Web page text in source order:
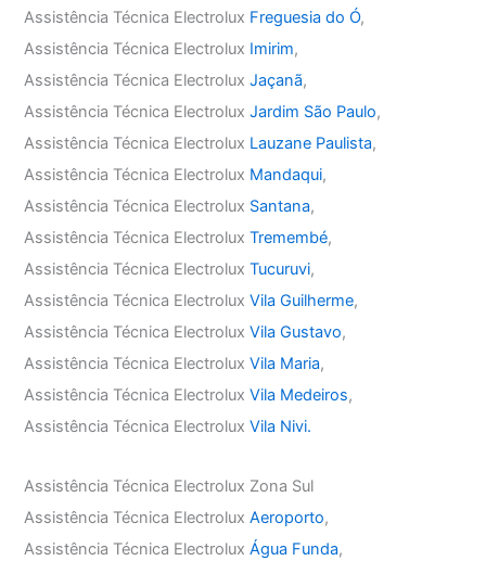
Assistência Técnica Electrolux Freguesia do Ó,
Assistência Técnica Electrolux Imirim,
Assistência Técnica ElectroluxJaçanã,
Assistência Técnica ElectroluxJardim São Paulo,
Assistência Técnica Electrolux Lauzane Paulista,
Assistência Técnica Electrolux Mandaqui,
Assistência Técnica Electrolux Santana,
Assistência Técnica ElectroluxTremembé,
Assistência Técnica ElectroluxTucuruvi,
Assistência Técnica ElectroluxVila Guilherme,
Assistência Técnica ElectroluxVila Gustavo,
Assistência Técnica ElectroluxVila Maria,
Assistência Técnica ElectroluxVila Medeiros,
Assistência Técnica ElectroluxVila Nivi.
Assistência Técnica Electrolux Zona Sul
Assistência Técnica ElectroluxAeroporto,
Assistência Técnica ElectroluxÁgua Funda,